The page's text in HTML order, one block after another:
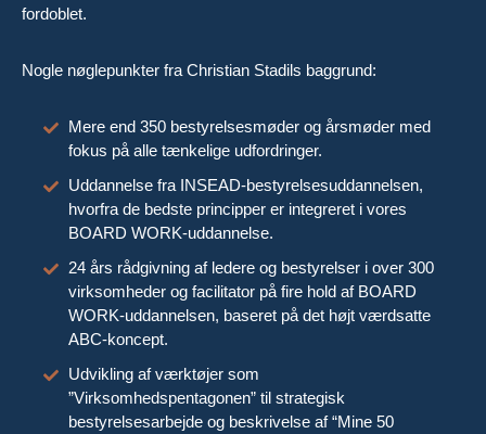
fordoblet.
Nogle nøglepunkter fra Christian Stadils baggrund:
Mere end 350 bestyrelsesmøder og årsmøder med
fokus på alle tænkelige udfordringer.
Uddannelse fra INSEAD-bestyrelsesuddannelsen,
hvorfra de bedste principper er integreret i vores
BOARD WORK-uddannelse.
24 års rådgivning af ledere og bestyrelser i over 300
virksomheder og facilitator på fire hold af BOARD
WORK-uddannelsen, baseret på det højt værdsatte
ABC-koncept.
Udvikling af værktøjer som
”Virksomhedspentagonen” til strategisk
bestyrelsesarbejde og beskrivelse af “Mine 50